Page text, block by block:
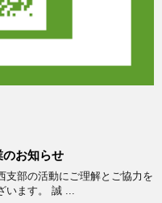
のお知らせ
支部の活動にご理解とご協力を
います。 誠 ...